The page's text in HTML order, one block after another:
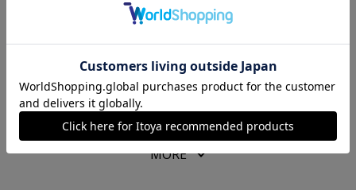
ず大きすぎない、ちょうどよいサイズです。
素材には、おどろくほどの軽さ、なめらかでやわらかな質
感、優れた耐久性をもつウルトラスエード（Ｒ）を用い、
デイリーユースでもトラベルユースでも快適に使えます。
表面のなめらかな質感がながく保たれるよう改良した生地
商品仕様・スペック
８０ Ｔｒｅｎｃｈ Ｂｌｕｅ
サイズ
W190xH135xD15mm
パッケージサイズ
W190xH135xD15mm
MORE